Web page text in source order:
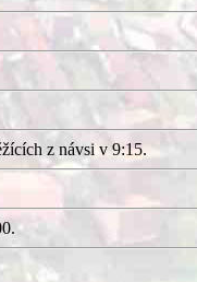
z návsi v 9:15.